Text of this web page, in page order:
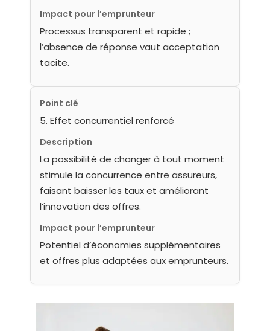
Impact pour l’emprunteur
Processus transparent et rapide ;
l’absence de réponse vaut acceptation
tacite.
Point clé
5. Effet concurrentiel renforcé
Description
La possibilité de changer à tout moment
stimule la concurrence entre assureurs,
faisant baisser les taux et améliorant
l’innovation des offres.
Impact pour l’emprunteur
Potentiel d’économies supplémentaires
et offres plus adaptées aux emprunteurs.